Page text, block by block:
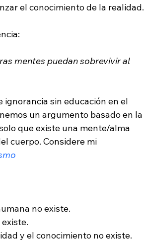
el conocimiento de la realidad.
mentes puedan sobrevivir al
ignorancia sin educación en el
un argumento basado en la
que existe una mente/alma
cuerpo. Considere mi
no existe.
y el conocimiento no existe.